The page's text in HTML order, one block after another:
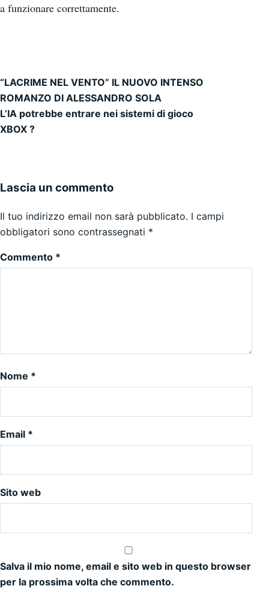
a funzionare correttamente.
Navigazione articoli
“LACRIME NEL VENTO” IL NUOVO INTENSO
ROMANZO DI ALESSANDRO SOLA
L’IA potrebbe entrare nei sistemi di gioco
XBOX ?
Lascia un commento
Il tuo indirizzo email non sarà pubblicato. I campi
obbligatori sono contrassegnati *
Commento *
Nome *
Email *
Sito web
Salva il mio nome, email e sito web in questo browser
per la prossima volta che commento.